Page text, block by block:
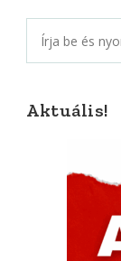
Keresés:
Aktuális!